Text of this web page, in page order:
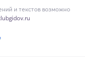
и текстов возможно